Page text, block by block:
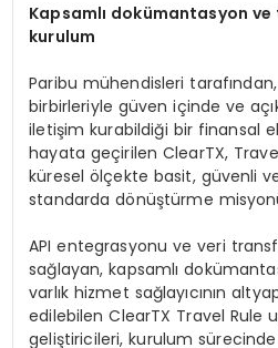
Kapsamlı dokümantasyon ve
kurulum
Paribu mühendisleri tarafından,
birbirleriyle güven içinde ve
iletişim kurabildiği bir finansal
hayata geçirilen ClearTX,
küresel ölçekte basit, güvenli
standarda dönüştürme
API entegrasyonu ve veri
sağlayan, kapsamlı
varlık hizmet sağlayıcının
edilebilen ClearTX Travel
geliştiricileri, kurulum